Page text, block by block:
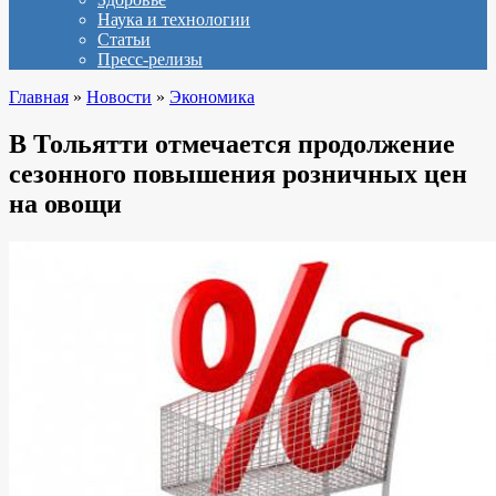
Наука и технологии
Статьи
Пресс-релизы
Главная » Новости » Экономика
В Тольятти отмечается продолжение
сезонного повышения розничных цен
на овощи